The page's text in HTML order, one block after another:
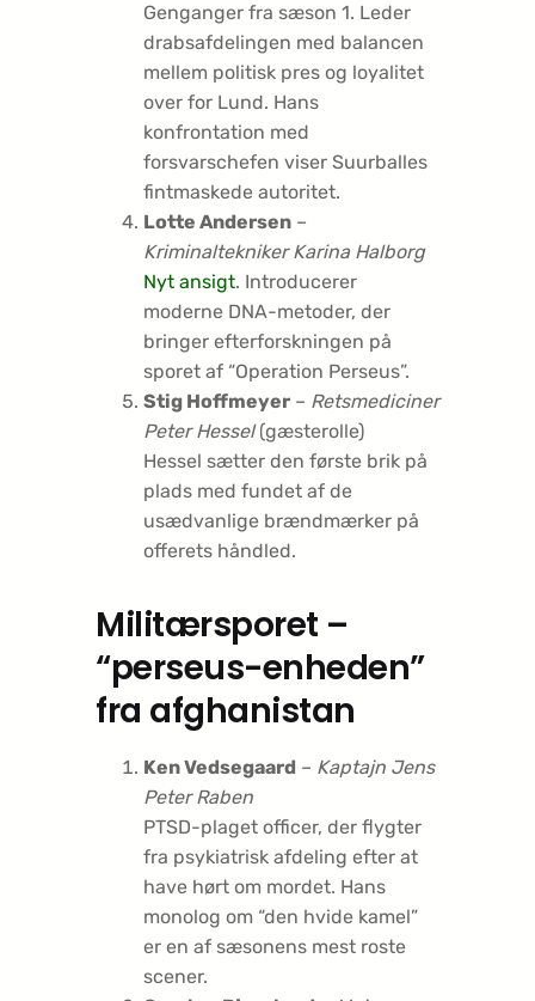
Genganger fra sæson 1. Leder
drabsafdelingen med balancen
mellem politisk pres og loyalitet
over for Lund. Hans
konfrontation med
forsvarschefen viser Suurballes
fintmaskede autoritet.
Lotte Andersen –
Kriminaltekniker Karina Halborg
Nyt ansigt. Introducerer
moderne DNA-metoder, der
bringer efterforskningen på
sporet af “Operation Perseus”.
Stig Hoffmeyer – Retsmediciner
Peter Hessel(gæsterolle)
Hessel sætter den første brik på
plads med fundet af de
usædvanlige brændmærker på
offerets håndled.
Militærsporet –
“perseus-enheden”
fra afghanistan
Ken Vedsegaard – Kaptajn Jens
Peter Raben
PTSD-plaget officer, der flygter
fra psykiatrisk afdeling efter at
have hørt om mordet. Hans
monolog om “den hvide kamel”
er en af sæsonens mest roste
scener.